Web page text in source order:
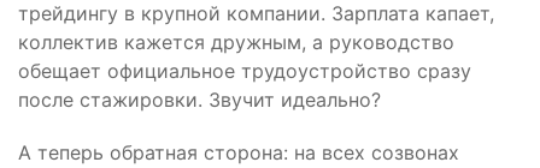
трейдингу в крупной компании. Зарплата капает,
коллектив кажется дружным, а руководство
обещает официальное трудоустройство сразу
после стажировки. Звучит идеально?
А теперь обратная сторона: на всех созвонах